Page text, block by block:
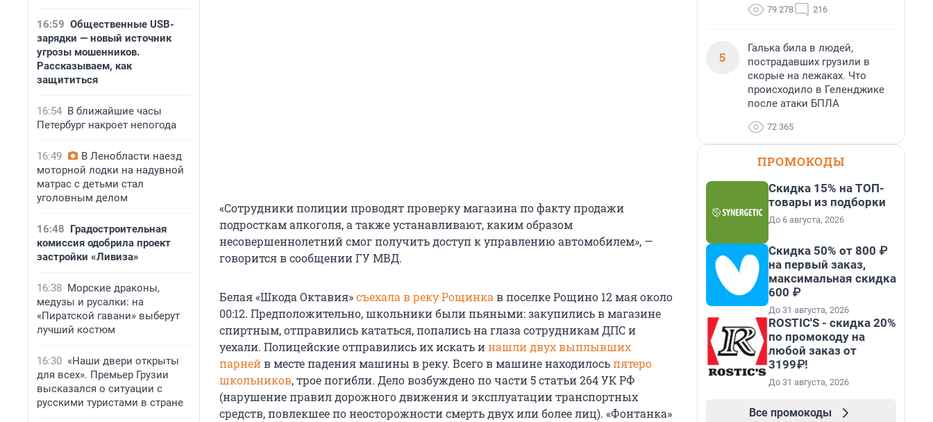
16:59 Общественные USB-
зарядки — новый источник
угрозы мошенников.
Рассказываем, как
защититься
16:54 В ближайшие часы
Петербург накроет непогода
16:49
В Ленобласти наезд
моторной лодки на надувной
матрас с детьми стал
уголовным делом
16:48 Градостроительная
комиссия одобрила проект
застройки «Ливиза»
16:38 Морские драконы,
медузы и русалки: на
«Пиратской гавани» выберут
лучший костюм
16:30 «Наши двери открыты
для всех». Премьер Грузии
высказался о ситуации с
русскими туристами в стране
«Сотрудники полиции проводят проверку магазина по факту продажи
подросткам алкоголя, а также устанавливают, каким образом
несовершеннолетний смог получить доступ к управлению автомобилем», —
говорится в сообщении ГУ МВД.
Белая «Шкода Октавия»съехала в реку Рощинка в поселке Рощино 12 мая около
00:12. Предположительно, школьники были пьяными: закупились в магазине
спиртным, отправились кататься, попались на глаза сотрудникам ДПС и
уехали. Полицейские отправились их искать инашли двух выплывших
парнейв месте падения машины в реку. Всего в машине находилосьпятеро
школьников, трое погибли. Дело возбуждено по части 5 статьи 264 УК РФ
(нарушение правил дорожного движения и эксплуатации транспортных
средств, повлекшее по неосторожности смерть двух или более лиц). «Фонтанка»
79 278 216
5
Галька била в людей,
пострадавших грузили в
скорые на лежаках. Что
происходило в Геленджике
после атаки БПЛА
72 365
ПРОМОКОДЫ
Скидка 15% на ТОП-
товары из подборки
До 6 августа, 2026
Скидка 50% от 800 ₽
на первый заказ,
максимальная скидка
600 ₽
До 31 августа, 2026
ROSTIC'S - скидка 20%
по промокоду на
любой заказ от
3199₽!
До 31 августа, 2026
Все промокоды